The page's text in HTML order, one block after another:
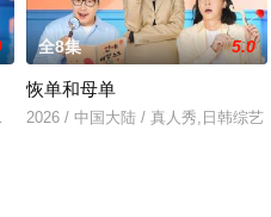
的8名出演者在与外界隔绝的空间里
青春男女恋爱，推理最终情侣的真
全8集 5.0
恢单和母单
2026 / 中国大陆 / 真人秀,日韩综艺